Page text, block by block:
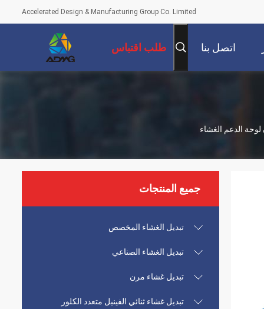
Accelerated Design & Manufacturing Group Co. Limited
اتصل بنا طلب اقتباس
لوحة الدعم الغشاء
جميع المنتجات
تبديل الغشاء المخصص
تبديل الغشاء الصناعي
تبديل غشاء مرن
تبديل غشاء ثنائي الفينيل متعدد الكلور